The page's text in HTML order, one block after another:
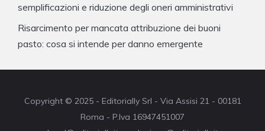
semplificazioni e riduzione degli oneri amministrativi
Risarcimento per mancata attribuzione dei buoni
pasto: cosa si intende per danno emergente
Copyright © 2025 - Editorially Srl - Via Assisi 21 - 00181
Roma - P.Iva 16947451007